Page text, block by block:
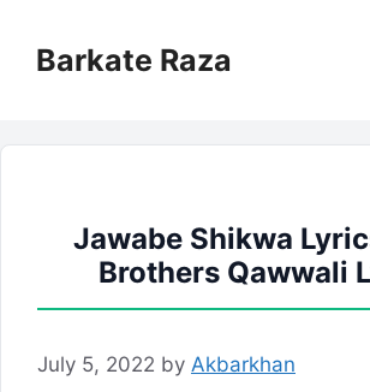
contentBarkate Raza
Jawabe Shikwa
Brothers Qawwali
July 5, 2022 by Akbarkhan